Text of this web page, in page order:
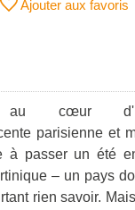
Ajouter aux favoris
cœur
parisienne et
à passer un été
– un pays
rien savoir.